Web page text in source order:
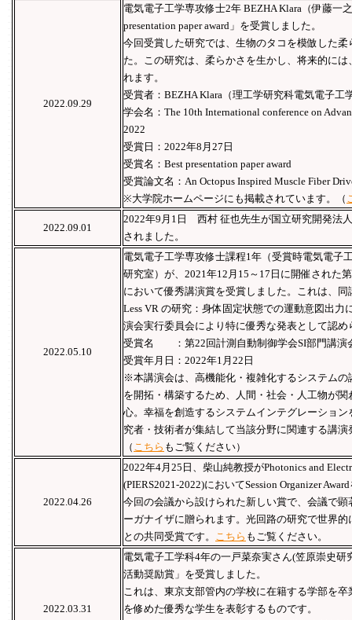
2022.09.29
電気電子工学専攻修士2年 BEZHA Klara（伊藤一
presentation paper award」を受賞しました。
今回受賞した研究では、生物のタコを模倣した
た。この研究は、柔らかさを生かし、将来的に
れます。
受賞者：BEZHA Klara（理工学研究科電気電子工
学会名：The 10th International conference on
2022
受賞日：2022年8月27日
受賞名：Best presentation paper award
受賞論文名：An Octopus Inspired Muscle Fiber
※大学院ホームページにも掲載されています。（
2022.09.01
2022年9月1日 西村 征也先生が国立研究開発法
されました。
2022.05.10
電気電子工学専攻修士課程1年（受賞時電気電子
研究室）が、2021年12月15～17日に開催された
において優秀講演賞を受賞しました。これは、
Less VR の研究：身体固定状態での運動意図出力
演会実行委員会により特に優秀な発表として認
受賞名 ：第22回計測自動制御学会SI部門講演
受賞年月日：2022年1月22日
※本講演会は、高機能化・複雑化するシステム
を開拓・構築するため、人間・社会・人工物が
心。幸福を創造するシステムインテグレーショ
究者・技術者が集結して当該分野に関連する講
（ こちら もご覧ください）
2022.04.26
2022年4月25日、柴山純教授がPhotonics and
(PIERS2021-2022)においてSession Organizer
今回の会議から設けられた新しい賞で、会議で
ーガナイザに贈られます。光回路の研究で世界
との共同受賞です。 こちら もご覧ください。
2022.03.31
電気電子工学科4年の一戸菜奈実さん(笠原崇史
活動奨励賞」を受賞しました。
これは、東京支部管内の学校に在籍する学部を
を修めた優秀な学生を表彰するものです。